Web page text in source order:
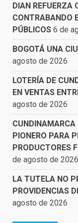
DIAN REFUERZA
CONTRABANDO
PÚBLICOS 6 de
BOGOTÁ UNA
agosto de 2026
LOTERÍA DE
EN VENTAS
agosto de 2026
CUNDINAMARCA
PIONERO PARA
PRODUCTORES
de agosto de 2026
LA TUTELA NO
PROVIDENCIAS
agosto de 2026